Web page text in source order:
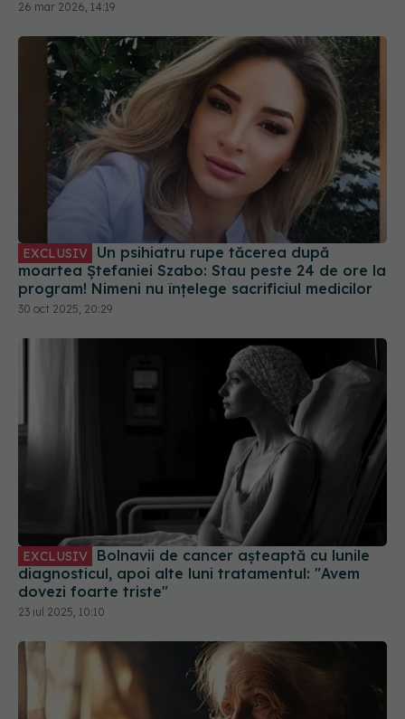
moartea Ștefaniei Szabo: Stau peste 24 de ore la
program! Nimeni nu înțelege sacrificiul medicilor
30 oct 2025, 20:29
EXCLUSIV Bolnavii de cancer așteaptă cu lunile
diagnosticul, apoi alte luni tratamentul: "Avem
dovezi foarte triste"
23 iul 2025, 10:10